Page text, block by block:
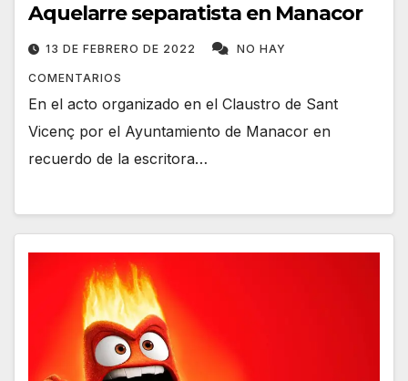
Aquelarre separatista en Manacor
13 DE FEBRERO DE 2022 NO HAY
COMENTARIOS
En el acto organizado en el Claustro de Sant
Vicenç por el Ayuntamiento de Manacor en
recuerdo de la escritora…